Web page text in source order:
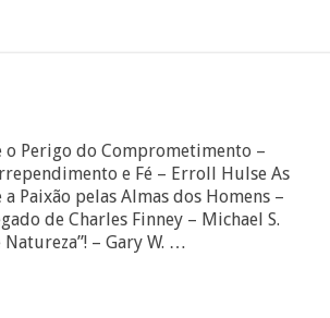
o Perigo do Comprometimento –
e Fé – Erroll Hulse As
Paixão pelas Almas dos Homens –
de Charles Finney – Michael S.
– Gary W. …